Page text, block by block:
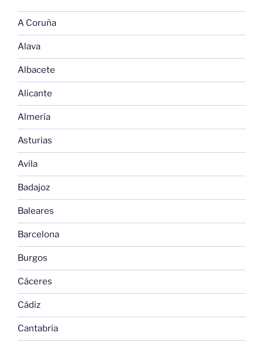
A Coruña
Alava
Albacete
Alicante
Almería
Asturias
Avila
Badajoz
Baleares
Barcelona
Burgos
Cáceres
Cádiz
Cantabria